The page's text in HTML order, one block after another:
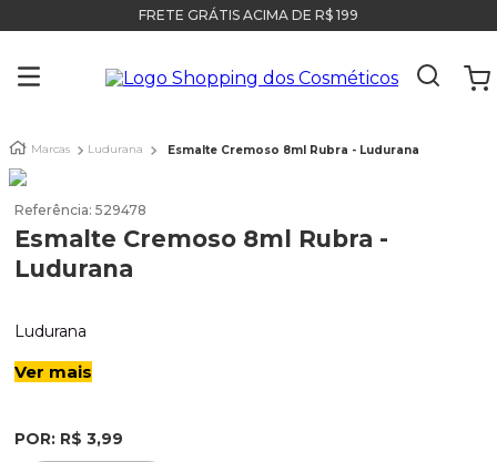
FRETE GRÁTIS ACIMA DE R$ 199
Marcas Ludurana Esmalte Cremoso 8ml Rubra - Ludurana
Referência: 529478
Esmalte Cremoso 8ml Rubra -
Ludurana
Ludurana
Ver mais
POR: R$ 3,99